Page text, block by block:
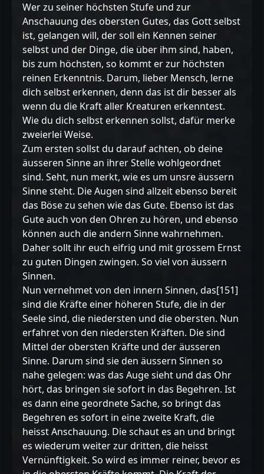
Wer zu seiner höchsten Stufe und zur
Anschauung des obersten Gutes, das Gott selbst
ist, gelangen will, der soll ein Kennen seiner
selbst und der Dinge, die über ihm sind, haben,
bis zum höchsten, so kommt er zur höchsten
reinen Erkenntnis. Darum, lieber Mensch, lerne
dich selbst erkennen, denn das ist dir besser als
wenn du die Kraft aller Kreaturen erkenntest.
Wie du dich selbst erkennen sollst, dafür merke
zweierlei Weise.
Zum ersten sollst du darauf achten, ob deine
äusseren Sinne an ihrer Stelle wohlgeordnet
sind. Seht, nun merkt, wie es um unsre äussern
Sinne steht. Die Augen sind allzeit ebenso bereit
das Böse zu sehen wie das Gute. Ebenso ist das
Gute auch von den Ohren zu hören, und ebenso
können auch die andern Sinne wahrnehmen.
Daher sollt ihr euch eifrig und mit grossem Ernst
zu guten Dingen zwingen. So viel von äussern
Sinnen.
Nun vernehmet von den innern Sinnen, das[151]
sind die Kräfte einer höheren Stufe, die in der
Seele sind, die niedersten und die obersten. Nun
erfahret von den niedersten Kräften. Die sind
Mittel der obersten Kräfte und der äusseren
Sinne. Darum sind sie den äussern Sinnen so
nahe gelegen: was das Auge sieht und das Ohr
hört, das bringen sie sofort in das Begehren. Ist
es dann eine geordnete Sache, so bringt das
Begehren es sofort in eine zweite Kraft, die
heisst Anschauung. Die schaut es an und bringt
es wiederum weiter zur dritten, die heisst
Vernünftigkeit. So wird es immer reiner, bevor es